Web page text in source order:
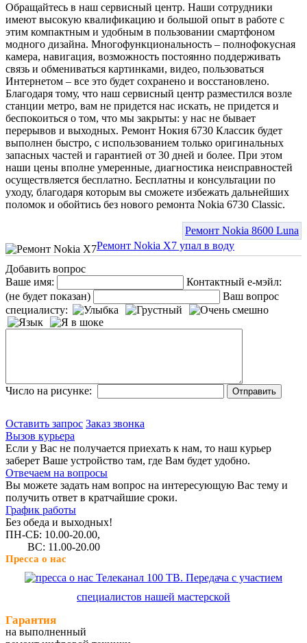
Обращайтесь в наш сервисный центр. Наши сотрудники
имеют высокую квалификацию и большой опыт в работе с
этим компактным и удобным в пользовании смартфоном
модного дизайна. Многофункциональность – полнофокусная
камера, навигация, возможность постоянно поддерживать
связь и обмениваться картинками, видео, пользоваться
Интернетом – все это будет сохранено и восстановлено.
Благодаря тому, что наш сервисный центр разместился возле
станции метро, вам не придется нас искать, не придется и
беспокоиться о том, что мы закрыты: у нас не бывает
перерывов и выходных. Ремонт Нокия 6730 Классик будет
выполнен быстро, с использованием только оригинальных
запасных частей и гарантией от 30 дней и более. При этом
наши цены вполне умеренные, диагностика неисправностей
осуществляется бесплатно. Бесплатны и консультации по
уходу, благодаря которым вы сможете избежать дальнейших
поломок и обойтись без нового ремонта Nokia 6730 Classic.
Ремонт Nokia 8600 Luna
Ремонт Nokia X7 упал в воду
Добавить вопрос
Ваше имя:
Контактный е-мэйл:
(не будет показан)
Ваш вопрос
специалисту:
Число на рисунке:
Оставить запрос Заказ звонка
Вызов курьера
Если у Вас не получается приехать к нам, то наш курьер
заберет Ваше устройство там, где Вам будет удобно.
Отвечаем на вопросы
Вы можете задать нам вопрос на интересующую Вас тему и
получить ответ в кратчайшие сроки.
График работы
Без обеда и выходных!
ПН-СБ: 10.00-20.00,
ВС: 11.00-20.00
Пресса о нас
Телеканал 100 ТВ. Передача с участием
специалистов нашей мастерской
Гарантия
на выполненный